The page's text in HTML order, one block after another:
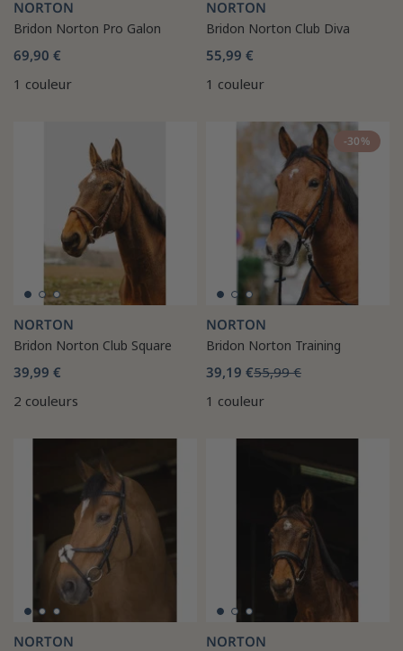
NORTON
Bridon Norton Pro Galon
69,90 €
1 couleur
NORTON
Bridon Norton Club Diva
55,99 €
1 couleur
NORTON
Bridon Norton Club Square
39,99 €
2 couleurs
-30%
NORTON
Bridon Norton Training
39,19 €55,99 €
1 couleur
NORTON NORTON